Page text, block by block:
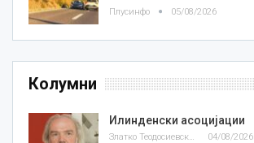
Плусинфо 05/08/2026
Колумни
Илинденски асоцијации
04/08/2026